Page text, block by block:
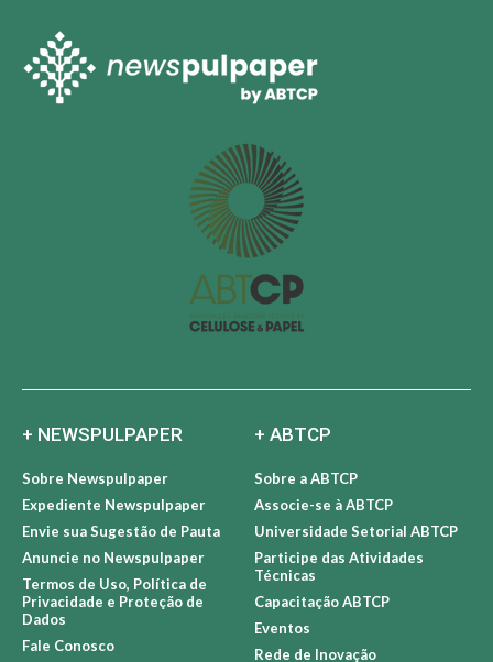
+ NEWSPULPAPER
Sobre Newspulpaper
Expediente Newspulpaper
Envie sua Sugestão de Pauta
Anuncie no Newspulpaper
Termos de Uso, Política de
Privacidade e Proteção de
Dados
Fale Conosco
+ ABTCP
Sobre a ABTCP
Associe-se à ABTCP
Universidade Setorial ABTCP
Participe das Atividades
Técnicas
Capacitação ABTCP
Eventos
Rede de Inovação